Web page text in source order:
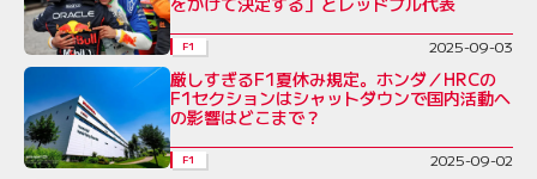
F1 2025-09-03
厳しすぎるF1夏休み規定。ホンダ／HRCの
F1セクションはシャットダウンで国内活動へ
の影響はどこまで？
F1 2025-09-02